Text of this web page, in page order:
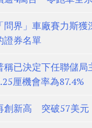
問界」車廠賽力斯獲
證券名單
稱已決定下任聯儲
厘機會率為87.4%
創新高 突破57美元